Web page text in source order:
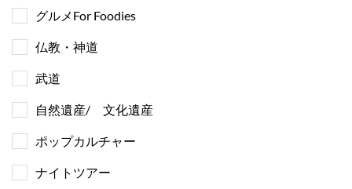
グルメFor Foodies
仏教・神道
武道
自然遺産/ 文化遺産
ポップカルチャー
ナイトツアー